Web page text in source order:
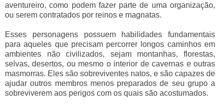
aventureiro, como podem fazer parte de uma organização,
ou serem contratados por reinos e magnatas.
Esses personagens possuem habilidades fundamentais
para aqueles que precisam percorrer longos caminhos em
ambientes não civilizados, sejam montanhas, florestas,
selvas, desertos, ou mesmo o interior de cavernas e outras
masmorras. Eles são sobreviventes natos, e são capazes de
ajudar outros membros menos preparados de seu grupo a
sobreviverem aos perigos com os quais são acostumados.